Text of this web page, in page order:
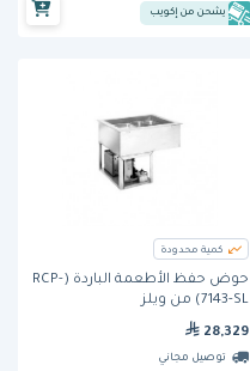
يشحن من إكويب
كمية محدودة
حوض حفظ الأطعمة الباردة (RCP-
7143-SL) من ويلز
28,329
توصيل مجاني